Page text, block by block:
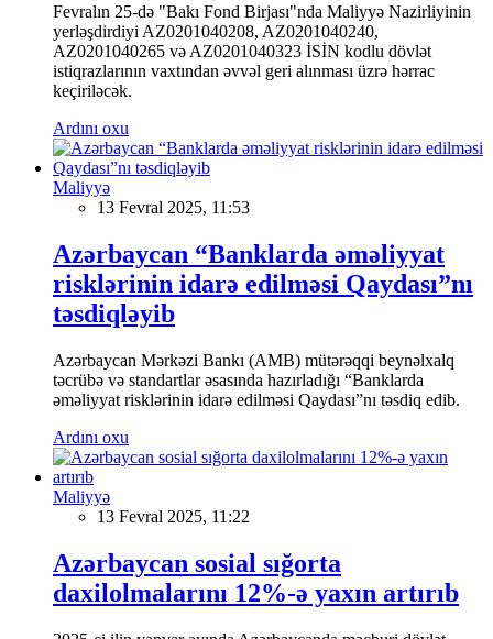
Fevralın 25-də "Bakı Fond Birjası"nda Maliyyə Nazirliyinin
yerləşdirdiyi AZ0201040208, AZ0201040240,
AZ0201040265 və AZ0201040323 İSİN kodlu dövlət
istiqrazlarının vaxtından əvvəl geri alınması üzrə hərrac
keçiriləcək.
Ardını oxu
Maliyyə
13 Fevral 2025, 11:53
Azərbaycan “Banklarda əməliyyat
risklərinin idarə edilməsi Qaydası”nı
təsdiqləyib
Azərbaycan Mərkəzi Bankı (AMB) mütərəqqi beynəlxalq
təcrübə və standartlar əsasında hazırladığı “Banklarda
əməliyyat risklərinin idarə edilməsi Qaydası”nı təsdiq edib.
Ardını oxu
Maliyyə
13 Fevral 2025, 11:22
Azərbaycan sosial sığorta
daxilolmalarını 12%-ə yaxın artırıb